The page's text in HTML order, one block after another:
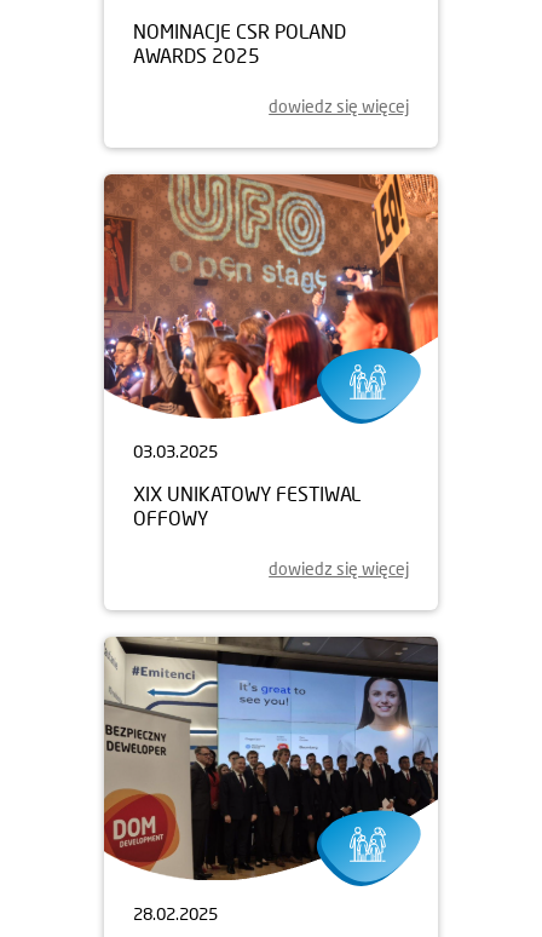
NOMINACJE CSR POLAND
AWARDS 2025
dowiedz się więcej
03.03.2025
XIX UNIKATOWY FESTIWAL
OFFOWY
dowiedz się więcej
28.02.2025